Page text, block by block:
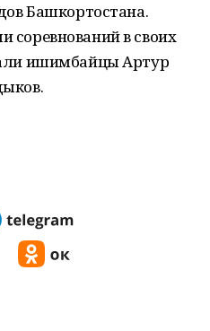
Башкортостана.
соревнований в своих
ишимбайцы Артур